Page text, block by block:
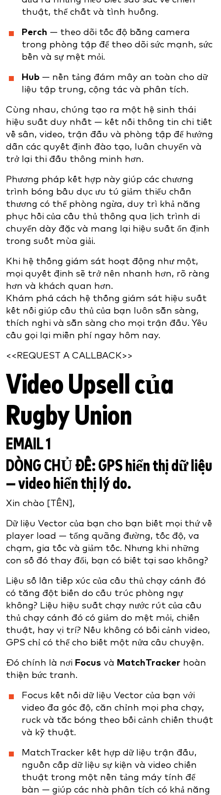
thuật, thể chất và tình huống.
Perch — theo dõi tốc độ bằng camera
trong phòng tập để theo dõi sức mạnh, sức
bền và sự mệt mỏi.
Hub — nền tảng đám mây an toàn cho dữ
liệu tập trung, cộng tác và phân tích.
Cùng nhau, chúng tạo ra một hệ sinh thái
hiệu suất duy nhất — kết nối thông tin chi tiết
về sân, video, trận đấu và phòng tập để hướng
dẫn các quyết định đào tạo, luân chuyển và
trở lại thi đấu thông minh hơn.
Phương pháp kết hợp này giúp các chương
trình bóng bầu dục ưu tú giảm thiểu chấn
thương có thể phòng ngừa, duy trì khả năng
phục hồi của cầu thủ thông qua lịch trình di
chuyển dày đặc và mang lại hiệu suất ổn định
trong suốt mùa giải.
Khi hệ thống giám sát hoạt động như một,
mọi quyết định sẽ trở nên nhanh hơn, rõ ràng
hơn và khách quan hơn.
Khám phá cách hệ thống giám sát hiệu suất
kết nối giúp cầu thủ của bạn luôn sẵn sàng,
thích nghi và sẵn sàng cho mọi trận đấu. Yêu
cầu gọi lại miễn phí ngay hôm nay.
<<REQUEST A CALLBACK>>
Video Upsell của
Rugby Union
EMAIL 1
DÒNG CHỦ ĐỀ: GPS hiển thị dữ liệu
— video hiển thị lý do.
Xin chào [TÊN],
Dữ liệu Vector của bạn cho bạn biết mọi thứ về
player load — tổng quãng đường, tốc độ, va
chạm, gia tốc và giảm tốc. Nhưng khi những
con số đó thay đổi, bạn có biết tại sao không?
Liệu số lần tiếp xúc của cầu thủ chạy cánh đó
có tăng đột biến do cấu trúc phòng ngự
không? Liệu hiệu suất chạy nước rút của cầu
thủ chạy cánh đó có giảm do mệt mỏi, chiến
thuật, hay vị trí? Nếu không có bối cảnh video,
GPS chỉ có thể cho biết một nửa câu chuyện.
Đó chính là nơi Focus và MatchTracker hoàn
thiện bức tranh.
Focus kết nối dữ liệu Vector của bạn với
video đa góc độ, căn chỉnh mọi pha chạy,
ruck và tắc bóng theo bối cảnh chiến thuật
và kỹ thuật.
MatchTracker kết hợp dữ liệu trận đấu,
nguồn cấp dữ liệu sự kiện và video chiến
thuật trong một nền tảng máy tính để
bàn — giúp các nhà phân tích có khả năng